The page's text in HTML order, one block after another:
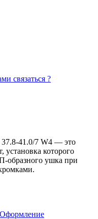
связаться ?
41.0/7 W4 — это
установка которого
образного ушка при
Оформление